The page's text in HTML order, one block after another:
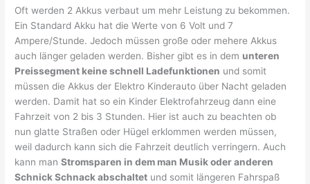
Oft werden 2 Akkus verbaut um mehr Leistung zu bekommen.
Ein Standard Akku hat die Werte von 6 Volt und 7
Ampere/Stunde. Jedoch müssen große oder mehere Akkus
auch länger geladen werden. Bisher gibt es in dem unteren
Preissegment keine schnell Ladefunktionen und somit
müssen die Akkus der Elektro Kinderauto über Nacht geladen
werden. Damit hat so ein Kinder Elektrofahrzeug dann eine
Fahrzeit von 2 bis 3 Stunden. Hier ist auch zu beachten ob
nun glatte Straßen oder Hügel erklommen werden müssen,
weil dadurch kann sich die Fahrzeit deutlich verringern. Auch
kann manStromsparen in dem man Musik oder anderen
Schnick Schnack abschaltet und somit längeren Fahrspaß